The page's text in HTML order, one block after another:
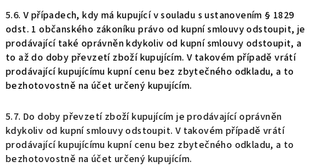
5.6. V případech, kdy má kupující v souladu s ustanovením § 1829
odst. 1 občanského zákoníku právo od kupní smlouvy odstoupit, je
prodávající také oprávněn kdykoliv od kupní smlouvy odstoupit, a
to až do doby převzetí zboží kupujícím. V takovém případě vrátí
prodávající kupujícímu kupní cenu bez zbytečného odkladu, a to
bezhotovostně na účet určený kupujícím.
5.7. Do doby převzetí zboží kupujícím je prodávající oprávněn
kdykoliv od kupní smlouvy odstoupit. V takovém případě vrátí
prodávající kupujícímu kupní cenu bez zbytečného odkladu, a to
bezhotovostně na účet určený kupujícím.